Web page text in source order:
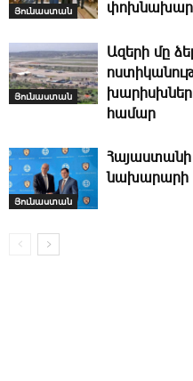
Յունաստան
Յունաստան
Ազերի մը
համար
Յունաստան
նախարարի